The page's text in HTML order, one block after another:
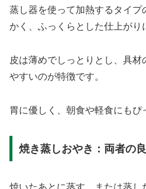
蒸し器を使って加熱するタイプ
かく、ふっくらとした仕上がり
皮は薄めでしっとりとし、具材
やすいのが特徴です。
胃に優しく、朝食や軽食にもぴ
焼き蒸しおやき：両者の
焼いたあとに蒸す、または蒸